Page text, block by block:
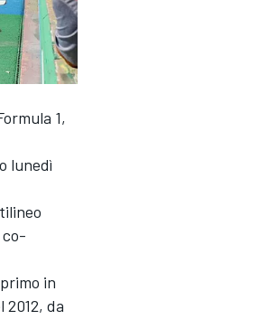
1,
lunedì
co-
in
da